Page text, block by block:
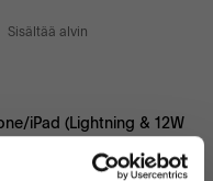
Sisältää alvin
iPad (Lightning & 12W